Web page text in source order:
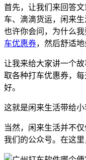
首先，让我们来回答文
车、滴滴货运，闲来
也许你会问，为什么
车优惠券，然后舒适
让我来给大家讲一个
取各种打车优惠券，
好。
这就是闲来生活带给
当然，闲来生活并不
我们的公众号。在这